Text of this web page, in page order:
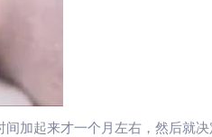
加起来才一个月左右，然后就决